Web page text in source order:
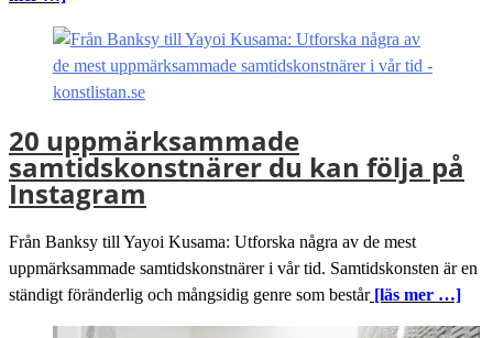
20 uppmärksammade
samtidskonstnärer du kan följa på
Instagram
Från Banksy till Yayoi Kusama: Utforska några av de mest
uppmärksammade samtidskonstnärer i vår tid. Samtidskonsten är en
ständigt föränderlig och mångsidig genre som består [läs mer …]